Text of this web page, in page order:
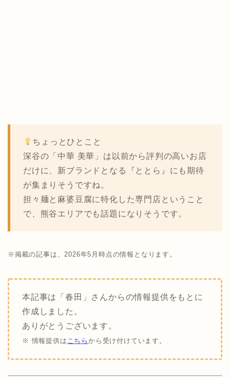
ちょっとひとこと
深谷の「中華 美華」は以前から評判の高いお店
だけに、新ブランドとなる『ととら』にも期待
が集まりそうですね。
担々麺と麻婆豆腐に特化した専門店ということ
で、熊谷エリアでも話題になりそうです。
※掲載の記事は、2026年5月時点の情報となります。
本記事は「春田」さんからの情報提供をもとに
作成しました。
ありがとうございます。
※ 情報提供は こちらから受け付けています。